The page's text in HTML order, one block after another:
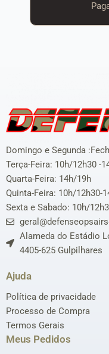
Domingo e Segunda
Terça-Feira: 10h/12h30 -
Quarta-Feira: 14h/19h
Quinta-Feira: 10h/12h30-
Sexta e Sabado: 10h/
Alameda do Estádio
4405-625 Gulpilhares
Ajuda
Política de privacidade
Processo de Compra
Termos Gerais
Meus Pedidos